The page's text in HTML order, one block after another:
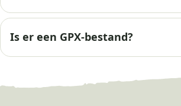
Is er een GPX-bestand?